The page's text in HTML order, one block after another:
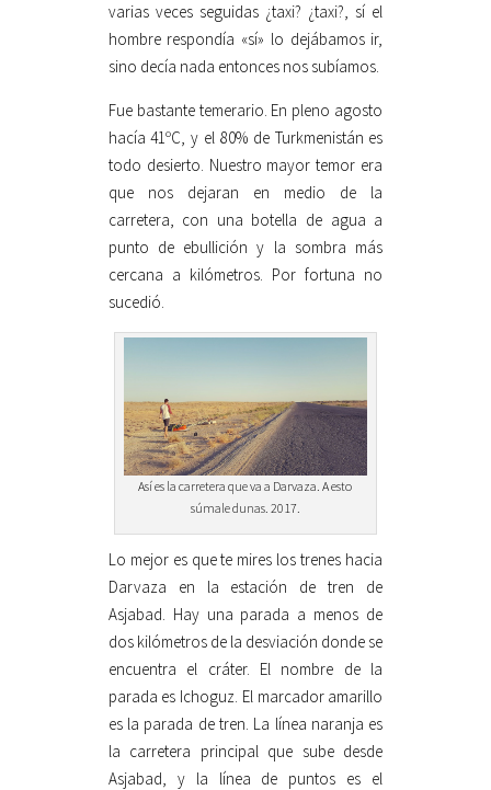
varias veces seguidas ¿taxi? ¿taxi?, sí el
hombre respondía «sí» lo dejábamos ir,
sino decía nada entonces nos subíamos.
Fue bastante temerario. En pleno agosto
hacía 41ºC, y el 80% de Turkmenistán es
todo desierto. Nuestro mayor temor era
que nos dejaran en medio de la
carretera, con una botella de agua a
punto de ebullición y la sombra más
cercana a kilómetros. Por fortuna no
sucedió.
Así es la carretera que va a Darvaza. A esto
súmale dunas. 2017.
Lo mejor es que te mires los trenes hacia
Darvaza en la estación de tren de
Asjabad. Hay una parada a menos de
dos kilómetros de la desviación donde se
encuentra el cráter. El nombre de la
parada es Ichoguz. El marcador amarillo
es la parada de tren. La línea naranja es
la carretera principal que sube desde
Asjabad, y la línea de puntos es el